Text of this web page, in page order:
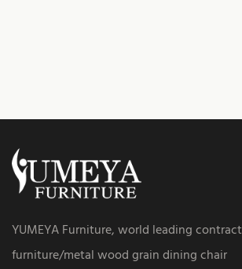
YUMEYA Furniture, world leading contract
furniture/metal wood grain dining chair